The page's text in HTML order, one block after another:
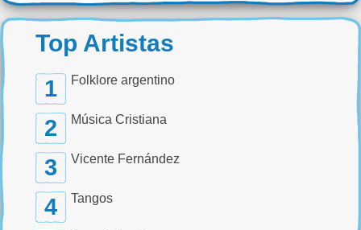
Top Artistas
1 Folklore argentino
2 Música Cristiana
3 Vicente Fernández
4 Tangos